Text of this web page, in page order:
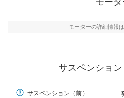
モーターの詳細情報
サスペンショ
サスペンション（前）